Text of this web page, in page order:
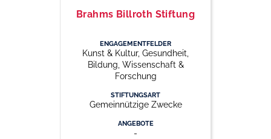
Brahms Billroth Stiftung
ENGAGEMENTFELDER
Kunst & Kultur, Gesundheit,
Bildung, Wissenschaft &
Forschung
STIFTUNGSART
Gemeinnützige Zwecke
ANGEBOTE
-